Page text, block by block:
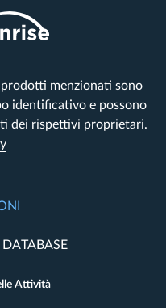
menzionati sono
identificativo e possono
dei rispettivi proprietari.
Attività